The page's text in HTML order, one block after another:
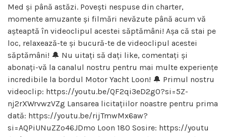
Med și până astăzi. Povești nespuse din charter,
momente amuzante și filmări nevăzute până acum vă
așteaptă în videoclipul acestei săptămâni! Așa că stai pe
loc, relaxează-te și bucură-te de videoclipul acestei
săptămâni! 🔔 Nu uitați să dați like, comentați și
abonați-vă la canalul nostru pentru mai multe experiențe
incredibile la bordul Motor Yacht Loon! 🔔 Primul nostru
videoclip: https://youtu.be/QF2qi3eD2g0?si=5Z-
nj2rXWrvwzVZg Lansarea licitațiilor noastre pentru prima
dată: https://youtu.be/rijTmwMx6aw?
si=AQPiUNuZZo46JDmo Loon 180 Sosire: https://youtu